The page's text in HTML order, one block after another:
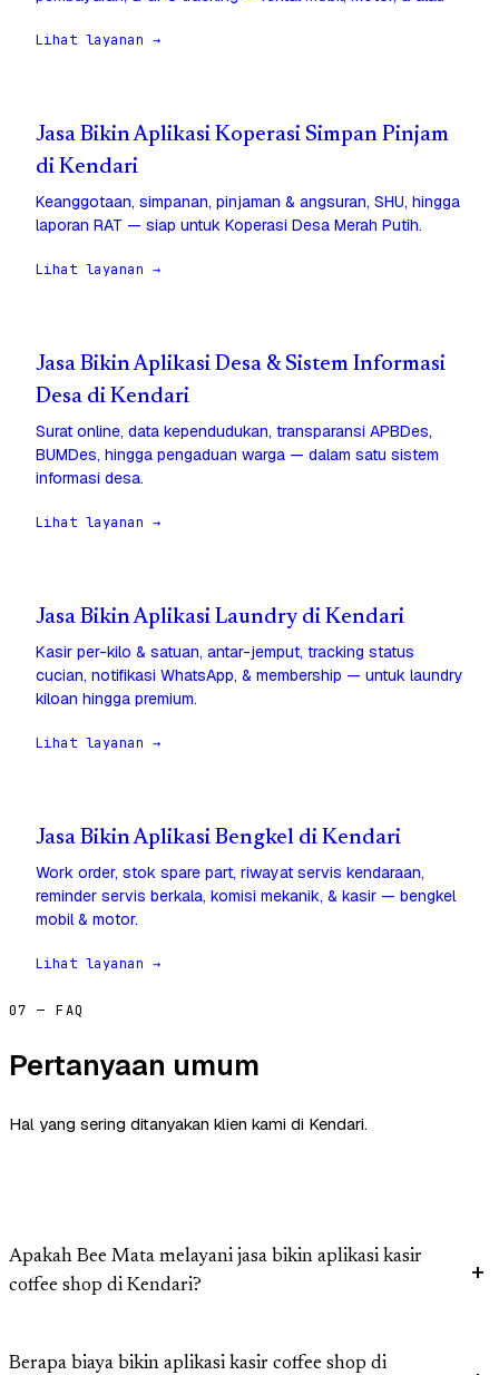
Lihat layanan →
Jasa Bikin Aplikasi Koperasi Simpan Pinjam
di Kendari
Keanggotaan, simpanan, pinjaman & angsuran, SHU, hingga
laporan RAT — siap untuk Koperasi Desa Merah Putih.
Lihat layanan →
Jasa Bikin Aplikasi Desa & Sistem Informasi
Desa di Kendari
Surat online, data kependudukan, transparansi APBDes,
BUMDes, hingga pengaduan warga — dalam satu sistem
informasi desa.
Lihat layanan →
Jasa Bikin Aplikasi Laundry di Kendari
Kasir per-kilo & satuan, antar-jemput, tracking status
cucian, notifikasi WhatsApp, & membership — untuk laundry
kiloan hingga premium.
Lihat layanan →
Jasa Bikin Aplikasi Bengkel di Kendari
Work order, stok spare part, riwayat servis kendaraan,
reminder servis berkala, komisi mekanik, & kasir — bengkel
mobil & motor.
Lihat layanan →
07 — FAQ
Pertanyaan umum
Hal yang sering ditanyakan klien kami di Kendari.
Apakah Bee Mata melayani jasa bikin aplikasi kasir
coffee shop di Kendari?
Berapa biaya bikin aplikasi kasir coffee shop di